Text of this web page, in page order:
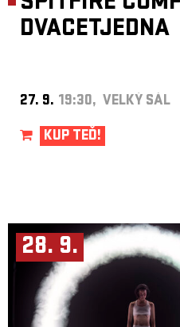
DVACETJEDNA
27. 9. 19:30, VELKÝ SÁL
KUP TEĎ!
28. 9.